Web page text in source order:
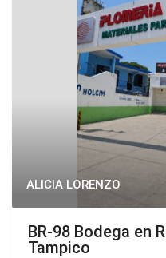
ALICIA LORENZO
BR-98 Bodega en
Tampico